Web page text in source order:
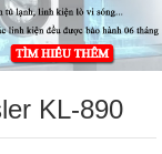
KL-890